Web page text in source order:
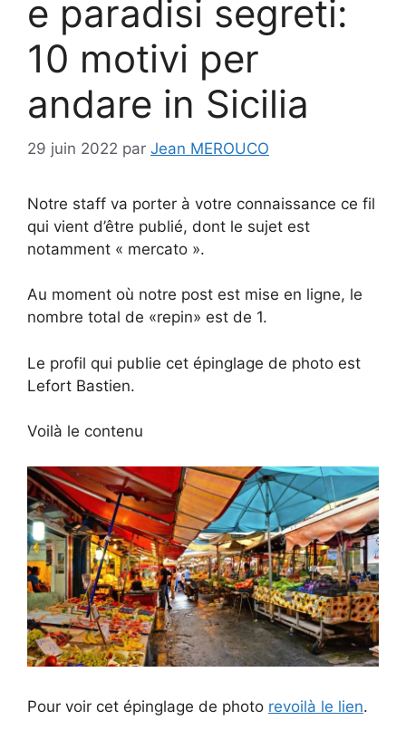
e paradisi segreti:
10 motivi per
andare in Sicilia
29 juin 2022 par Jean MEROUCO
Notre staff va porter à votre connaissance ce fil
qui vient d’être publié, dont le sujet est
notamment « mercato ».
Au moment où notre post est mise en ligne, le
nombre total de «repin» est de 1.
Le profil qui publie cet épinglage de photo est
Lefort Bastien.
Voilà le contenu
Pour voir cet épinglage de photo revoilà le lien.